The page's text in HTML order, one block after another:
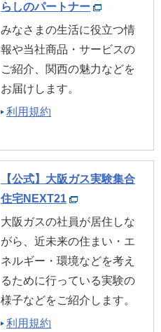
らしのパートナー
みなさまの生活に役立つ情
報や当社商品・サービスの
ご紹介、関西の魅力などを
お届けします。
利用規約
【公式】大阪ガス実験集合
住宅NEXT21
大阪ガスの社員が居住しな
がら、近未来の住まい・エ
ネルギー・環境などを考え
るために行っている実験の
様子などをご紹介します。
利用規約